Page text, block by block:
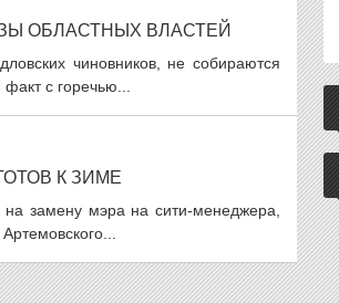
ОБЛАСТНЫХ ВЛАСТЕЙ
чиновников, не собираются
с горечью...
К ЗИМЕ
замену мэра на сити-менеджера,